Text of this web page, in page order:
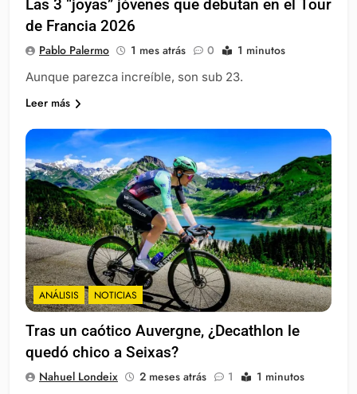
Las 3 “joyas” jóvenes que debutan en el Tour
de Francia 2026
Pablo Palermo 1 mes atrás 0 1 minutos
Aunque parezca increíble, son sub 23.
Leer más
ANÁLISIS NOTICIAS
Tras un caótico Auvergne, ¿Decathlon le
quedó chico a Seixas?
Nahuel Londeix 2 meses atrás 1 1 minutos